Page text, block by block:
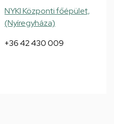
NYKI Központi főépület,
(Nyíregyháza)
+36 42 430 009